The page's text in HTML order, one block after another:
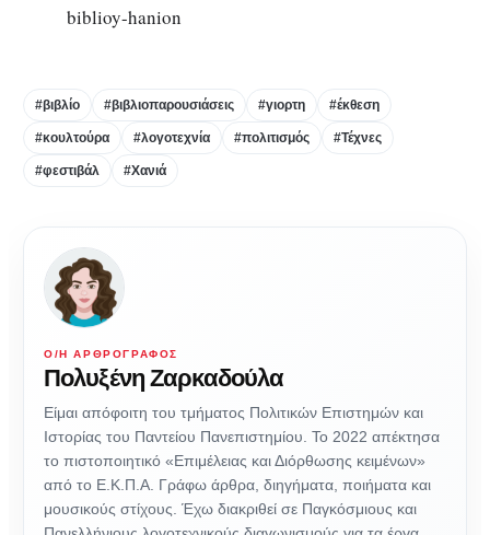
biblioy-hanion
#βιβλίο #βιβλιοπαρουσιάσεις #γιορτη #έκθεση
#κουλτούρα #λογοτεχνία #πολιτισμός #Τέχνες
#φεστιβάλ #Χανιά
Ο/Η ΑΡΘΡΟΓΡΆΦΟΣ
Πολυξένη Ζαρκαδούλα
Είμαι απόφοιτη του τμήματος Πολιτικών Επιστημών και
Ιστορίας του Παντείου Πανεπιστημίου. Το 2022 απέκτησα
το πιστοποιητικό «Επιμέλειας και Διόρθωσης κειμένων»
από το Ε.Κ.Π.Α. Γράφω άρθρα, διηγήματα, ποιήματα και
μουσικούς στίχους. Έχω διακριθεί σε Παγκόσμιους και